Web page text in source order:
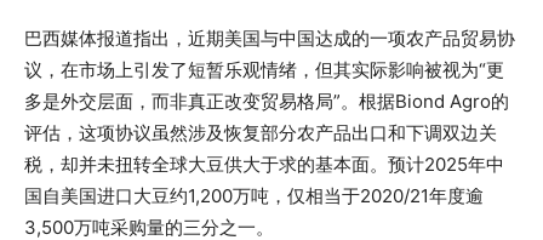
巴西媒体报道指出，近期美国与中国达成的一项农产品贸易协
议，在市场上引发了短暂乐观情绪，但其实际影响被视为“更
多是外交层面，而非真正改变贸易格局”。根据Biond Agro的
评估，这项协议虽然涉及恢复部分农产品出口和下调双边关
税，却并未扭转全球大豆供大于求的基本面。预计2025年中
国自美国进口大豆约1,200万吨，仅相当于2020/21年度逾
3,500万吨采购量的三分之一。